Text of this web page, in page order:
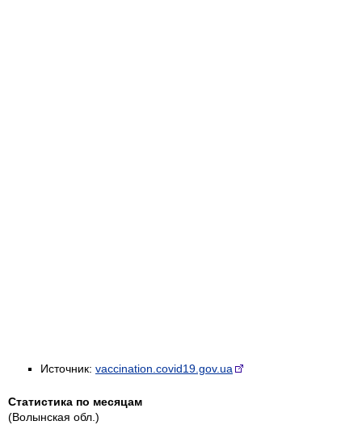
Источник: vaccination.covid19.gov.ua
Статистика по месяцам
(Волынская обл.)